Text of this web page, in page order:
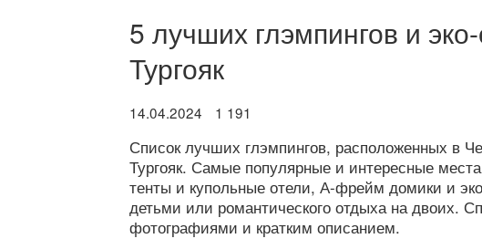
5 лучших глэмпингов и
Тургояк
14.04.2024 1 191
Список лучших глэмпингов, расположенных в
Тургояк. Самые популярные и интересные
тенты и купольные отели, А-фрейм домики и
детьми или романтического отдыха на двоих.
фотографиями и кратким описанием.